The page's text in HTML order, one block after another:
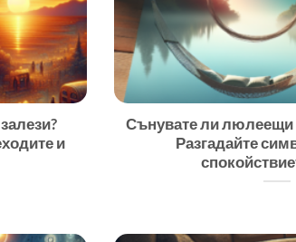
и
Сънувате ли люлеещи
Разгадайте